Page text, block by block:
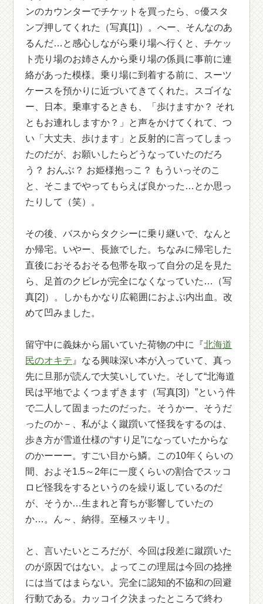
ンのカウンターでチケットを買ったら、○優スタ
ンプ押してくれた（写真[1]）。へー、そんなのあ
るんだ…と感心しながら乗り場へ行くと、チケッ
ト売り場のお姉さんから乗り場の係員に事前に連
絡があった模様。乗り場に到着する前に、スーツ
ケースを預かりに近づいてきてくれた。スゴイな
ー、日本。乗車するときも、「歩けますか？ それ
ともお連れしますか？」と声をかけてくれて、つ
い「大丈夫、歩けます」と反射的に言ってしまっ
たのだが、お願いしたらどうなっていたのだろ
う？ おんぶ？ お姫様抱っこ？ もういっそのこ
と、そこまでやってもらえば良かった…とか思っ
たりして（笑）。
その後、バスからタクシーに乗り継いで、なんと
か帰宅。いやー、長旅でした。ちなみに帰宅した
直後におそるおそる包帯を取って自分の足を見た
ら、足首のクビレが完全になくなっていた…（写
真[2]）。しかもかなり広範囲におよぶ内出血。改
めて凹みました。
留守中に義妹から届いていた荷物の中に『北海道
民のオキテ 』なる興味深い本が入っていて、真っ
先に旦那が読んで大笑いしていた。そして“北海道
民は平地でよくつまずきます（写真[3]）”という件
で二人して固まったのだった。そうかー、そうだ
ったのか－、私がよく蹴躓いて怪我をするのは、
歩き方が雪道仕様の“すり足”になっていたからな
のかーーー。すごい目から鱗。この10年くらいの
間、およそ1.5～2年に一度くらいの割合でスッコ
ロビ怪我をするというのを繰り返しているのだ
が、そうか…生まれと育ちが影響していたの
か…。ん～、納得。至極スッキリ。
と、言いたいところだが、今回は段差に蹴躓いた
のが原因ではない。よってこの理屈は今回の捻挫
には当てはまらない。完全に認知的不協和の回避
行動である。カッコイク決まったところで終わ